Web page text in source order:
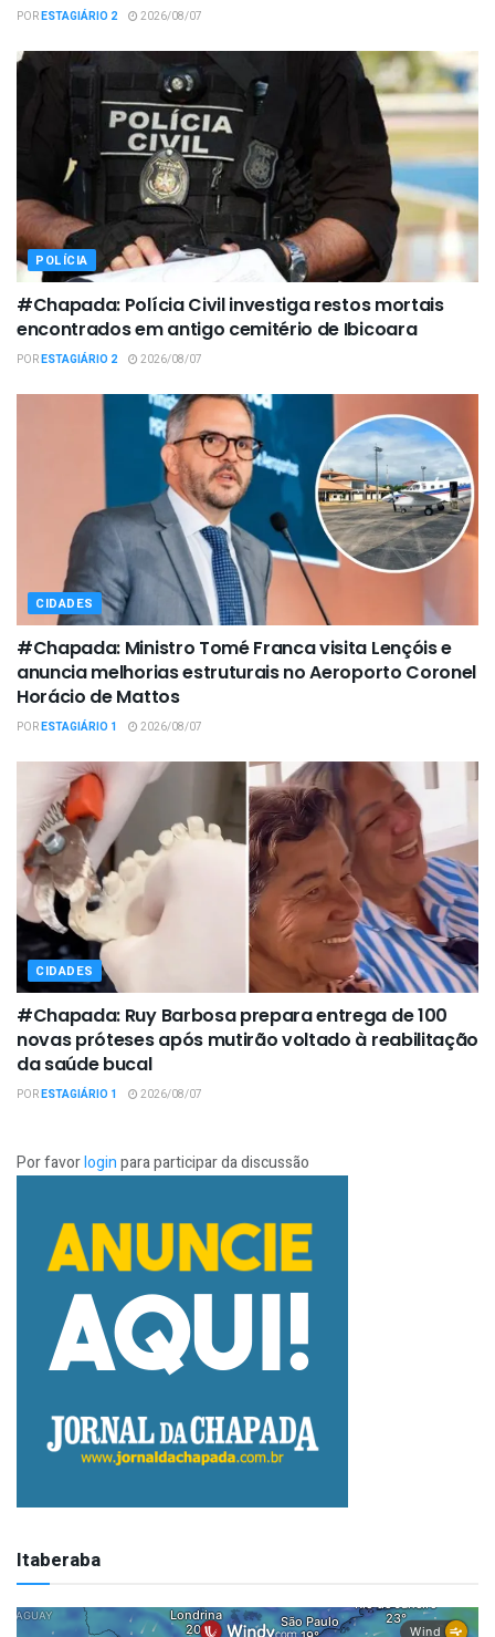
PORESTAGIÁRIO 2 2026/08/07
POLÍCIA
#Chapada: Polícia Civil investiga restos mortais
encontrados em antigo cemitério de Ibicoara
PORESTAGIÁRIO 2 2026/08/07
CIDADES
#Chapada: Ministro Tomé Franca visita Lençóis e
anuncia melhorias estruturais no Aeroporto Coronel
Horácio de Mattos
PORESTAGIÁRIO 1 2026/08/07
CIDADES
#Chapada: Ruy Barbosa prepara entrega de 100
novas próteses após mutirão voltado à reabilitação
da saúde bucal
PORESTAGIÁRIO 1 2026/08/07
Por favorloginpara participar da discussão
Itaberaba